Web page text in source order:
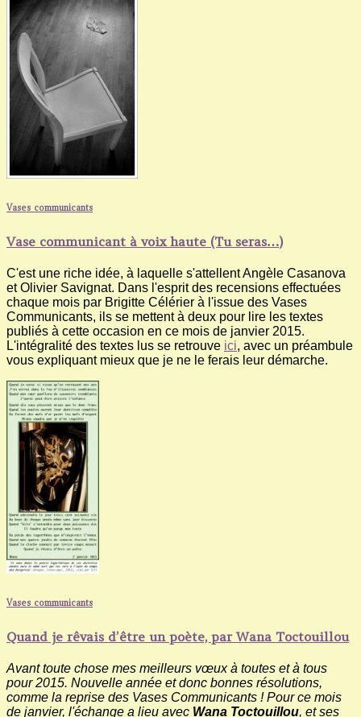
Vases communicants
Vase communicant à voix haute (Tu seras…)
C'est une riche idée, à laquelle s'attellent Angèle Casanova
et Olivier Savignat. Dans l'esprit des recensions effectuées
chaque mois par Brigitte Célérier à l'issue des Vases
Communicants, ils se mettent à deux pour lire les textes
publiés à cette occasion en ce mois de janvier 2015.
L'intégralité des textes lus se retrouve ici, avec un préambule
vous expliquant mieux que je ne le ferais leur démarche.
Vases communicants
Quand je rêvais d’être un poète, par Wana Toctouillou
Avant toute chose mes meilleurs vœux à toutes et à tous
pour 2015. Nouvelle année et donc bonnes résolutions,
comme la reprise des Vases Communicants ! Pour ce mois
de janvier, l'échange a lieu avec Wana Toctouillou, et ses